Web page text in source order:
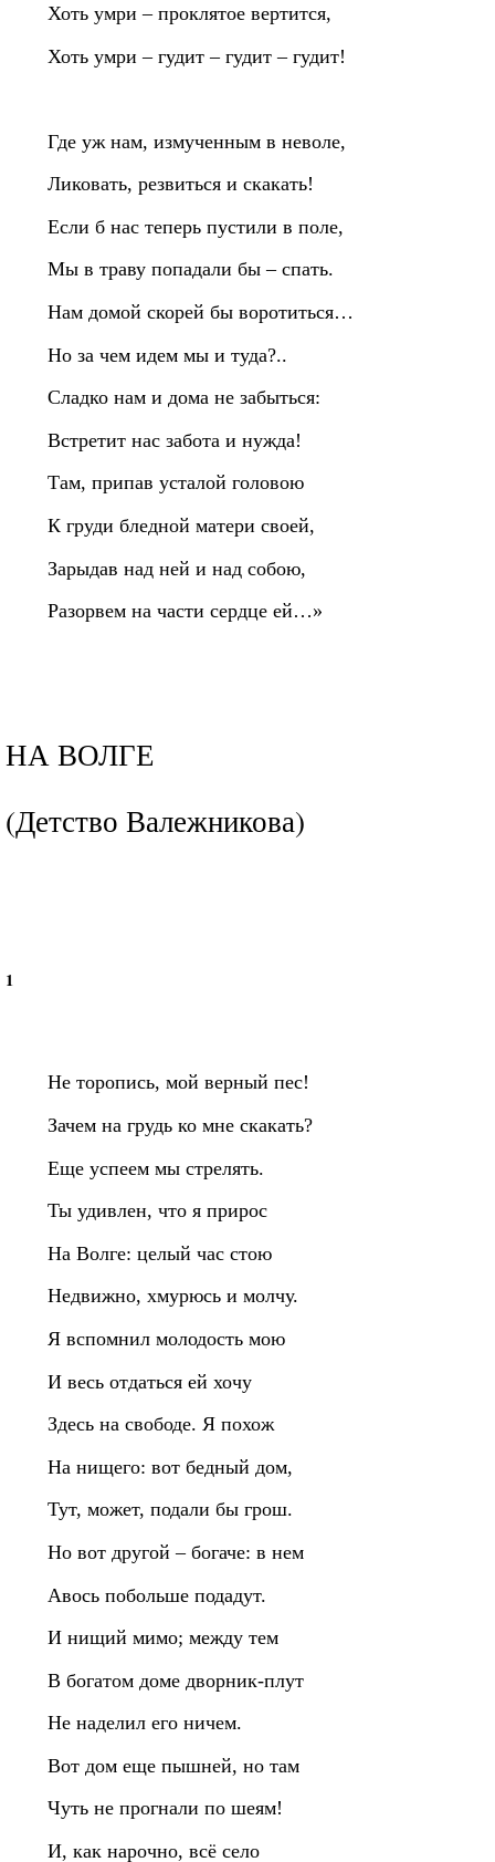
Хоть умри – проклятое вертится,
Хоть умри – гудит – гудит – гудит!
Где уж нам, измученным в неволе,
Ликовать, резвиться и скакать!
Если б нас теперь пустили в поле,
Мы в траву попадали бы – спать.
Нам домой скорей бы воротиться…
Но за чем идем мы и туда?..
Сладко нам и дома не забыться:
Встретит нас забота и нужда!
Там, припав усталой головою
К груди бледной матери своей,
Зарыдав над ней и над собою,
Разорвем на части сердце ей…»
НА ВОЛГЕ
(Детство Валежникова)
1
Не торопись, мой верный пес!
Зачем на грудь ко мне скакать?
Еще успеем мы стрелять.
Ты удивлен, что я прирос
На Волге: целый час стою
Недвижно, хмурюсь и молчу.
Я вспомнил молодость мою
И весь отдаться ей хочу
Здесь на свободе. Я похож
На нищего: вот бедный дом,
Тут, может, подали бы грош.
Но вот другой – богаче: в нем
Авось побольше подадут.
И нищий мимо; между тем
В богатом доме дворник‑плут
Не наделил его ничем.
Вот дом еще пышней, но там
Чуть не прогнали по шеям!
И, как нарочно, всё село